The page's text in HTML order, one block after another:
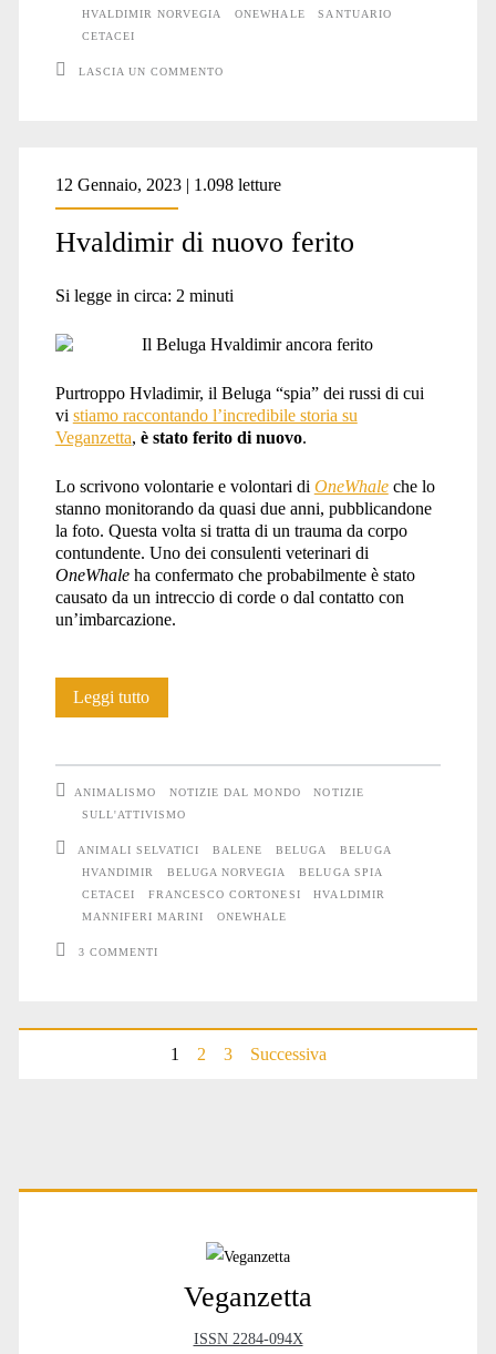
dei
HVALDIMIR NORVEGIA ONEWHALE
SANTUARIO
CETACEI
LASCIA UN COMMENTO
12 Gennaio, 2023 | 1.098 letture
Hvaldimir di nuovo ferito
Si legge in circa: 2 minuti
Purtroppo Hvladimir, il Beluga “spia” dei russi di cui
vi stiamo raccontando l’incredibile storia su
Veganzetta, è stato ferito di nuovo.
Lo scrivono volontarie e volontari di OneWhaleche lo
stanno monitorando da quasi due anni, pubblicandone
la foto. Questa volta si tratta di un trauma da corpo
contundente. Uno dei consulenti veterinari di
OneWhaleha confermato che probabilmente è stato
causato da un intreccio di corde o dal contatto con
un’imbarcazione.
Leggi tuttoHvaldimir
ferito
ANIMALISMO NOTIZIE DAL MONDO
NOTIZIE
SULL'ATTIVISMO
ANIMALI SELVATICI BALENE BELUGA
BELUGA
HVANDIMIR
BELUGA NORVEGIA
BELUGA SPIA
CETACEI
FRANCESCO CORTONESI
HVALDIMIR
MANNIFERI MARINI
ONEWHALE
3 COMMENTI
Paginazione
1 2 3 Successiva
Primary
Veganzetta
ISSN 2284-094X